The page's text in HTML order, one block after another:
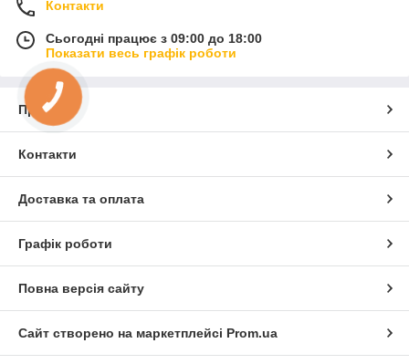
Контакти
Сьогодні працює з 09:00 до 18:00
Показати весь графік роботи
Про нас
Контакти
Доставка та оплата
Графік роботи
Повна версія сайту
Сайт створено на маркетплейсі Prom.ua
КНОПКА
ЗВ'ЯЗКУ